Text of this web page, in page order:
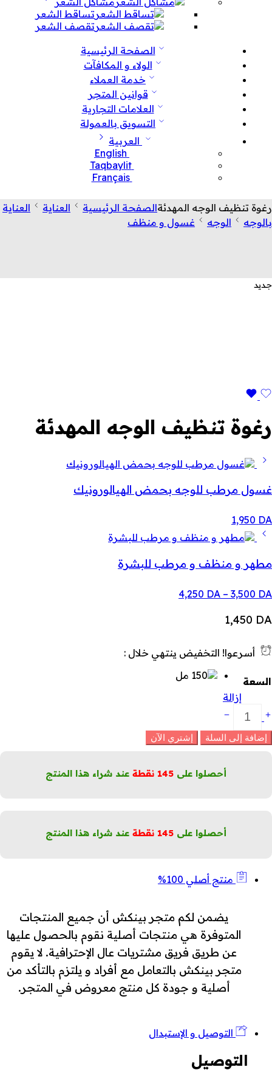
تساقط الشعر
تقصف الشعر
الصفحة الرئيسية
الولاء و المكافآت
خدمة العملاء
قوانين المتجر
العلامات التجارية
التسويق بالعمولة
العربية
English
Taqbaylit
Français
رغوة تنظيف الوجه المهدئةالصفحة الرئيسية العناية
العناية
بالوجه
الوجه غسول و منظف
جديد
رغوة تنظيف الوجه المهدئة
غسول مرطب للوجه بحمض الهيالورونيك
1,950 DA
مطهر و منظف و مرطب للبشرة
3,500 DA
–
4,250 DA
1,450 DA
أسرعوا! التخفيض ينتهي خلال :
السعة
إزالة
تنظيف
الوجه
المهدئة
إضافة إلى السلة إشتري الآن
أحصلوا على 145 نقطة عند شراء هذا المنتج
أحصلوا على 145 نقطة عند شراء هذا المنتج
منتج أصلي 100%
يضمن لكم متجر بينكش أن جميع المنتجات
المتوفرة هي منتجات أصلية نقوم بالحصول عليها
عن طريق فريق مشتريات عال الإحترافية. لا يقوم
متجر بينكش بالتعامل مع أفراد و يلتزم بالتأكد من
أصلية و جودة كل منتج معروض في المتجر.
التوصيل و الإستبدال
التوصيل